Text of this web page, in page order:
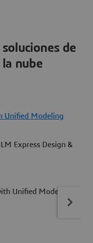
de
nube
Unified Modeling
Express Design &